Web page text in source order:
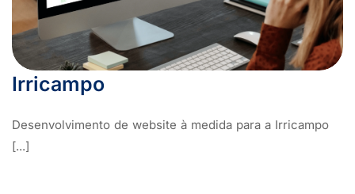
Irricampo
Desenvolvimento de website à medida para a Irricampo
[...]